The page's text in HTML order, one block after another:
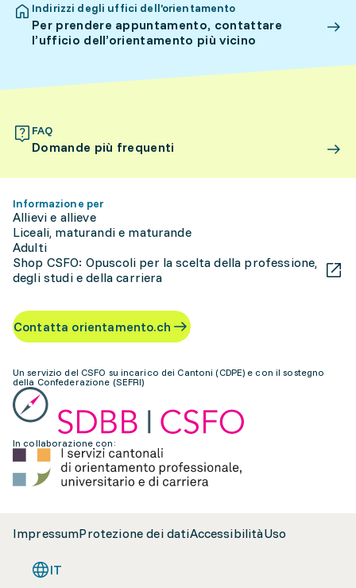
Indirizzi degli uffici dell’orientamento
Per prendere appuntamento, contattare
l’ufficio dell’orientamento più vicino
FAQ
Domande più frequenti
Informazione per
Allievi e allieve
Liceali, maturandi e maturande
Adulti
Shop CSFO: Opuscoli per la scelta della professione,
degli studi e della carriera
Contatta orientamento.ch
Un servizio del CSFO su incarico dei Cantoni (CDPE) e con il sostegno
della Confederazione (SEFRI)
In collaborazione con:
ImpressumProtezione dei datiAccessibilitàUso
IT